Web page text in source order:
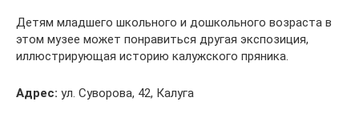
Детям младшего школьного и дошкольного возраста в
этом музее может понравиться другая экспозиция,
иллюстрирующая историю калужского пряника.
Адрес: ул. Суворова, 42, Калуга